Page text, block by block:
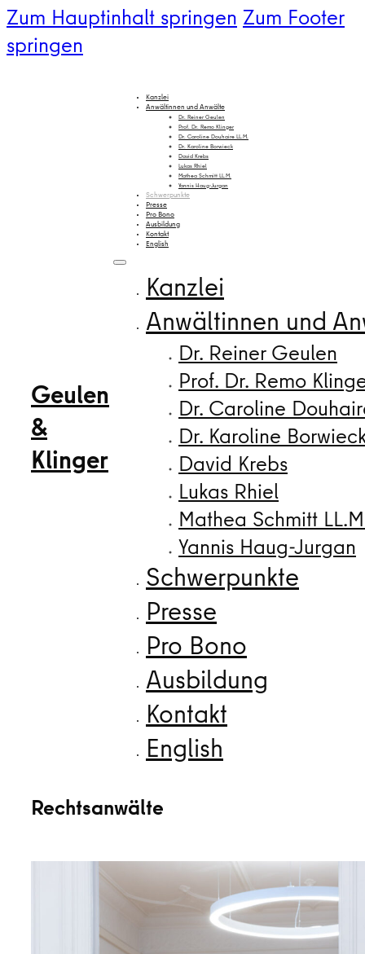
Zum Hauptinhalt springen Zum Footer
springen
Geulen
&
Klinger
Kanzlei
Anwältinnen und Anwälte
Dr. Reiner Geulen
Prof. Dr. Remo Klinger
Dr. Caroline Douhaire LL.M.
Dr. Karoline Borwieck
David Krebs
Lukas Rhiel
Mathea Schmitt LL.M.
Yannis Haug-Jurgan
Schwerpunkte
Presse
Pro Bono
Ausbildung
Kontakt
English
Kanzlei
Anwältinnen und
Dr. Reiner Geulen
Prof. Dr. Remo
Dr. Caroline
Dr. Karoline
David Krebs
Lukas Rhiel
Mathea Schmitt
Yannis Haug-Jurgan
Schwerpunkte
Presse
Pro Bono
Ausbildung
Kontakt
English
Rechtsanwälte